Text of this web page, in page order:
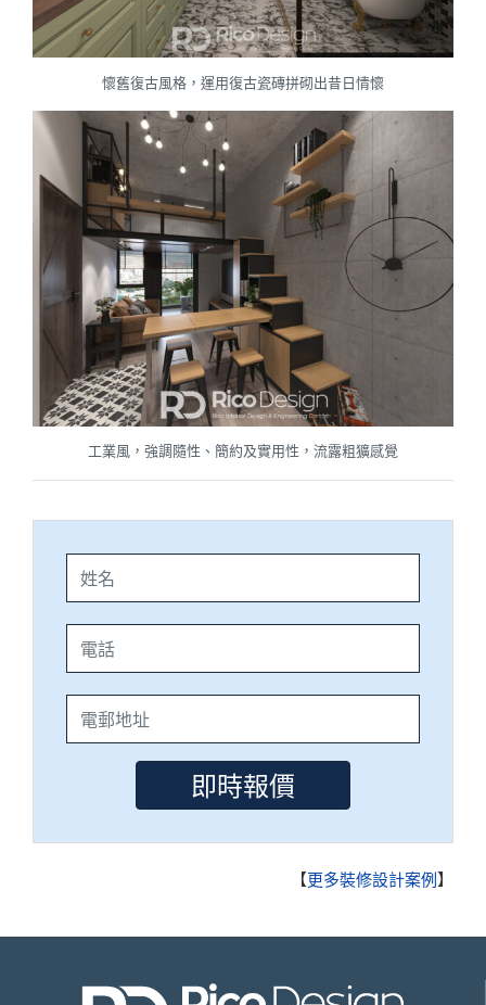
懷舊復古風格，運用復古瓷磚拼砌出昔日情懷
工業風，強調隨性、簡約及實用性，流露粗獷感覺
【更多裝修設計案例】